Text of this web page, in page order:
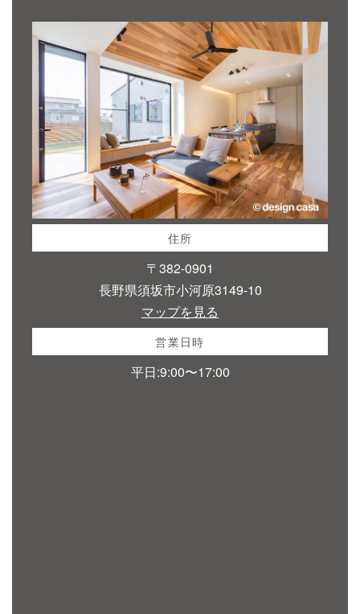
住所
〒382-0901
長野県須坂市小河原3149-10
マップを見る
営業日時
平日:9:00〜17:00